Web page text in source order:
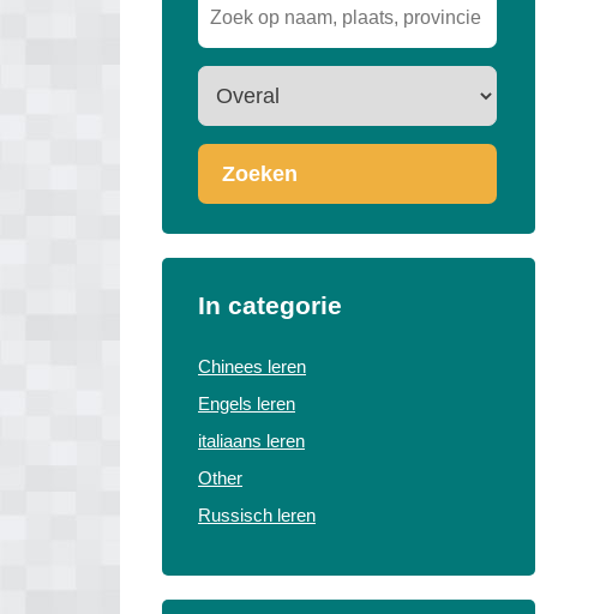
Zoeken
In categorie
Chinees leren
Engels leren
italiaans leren
Other
Russisch leren